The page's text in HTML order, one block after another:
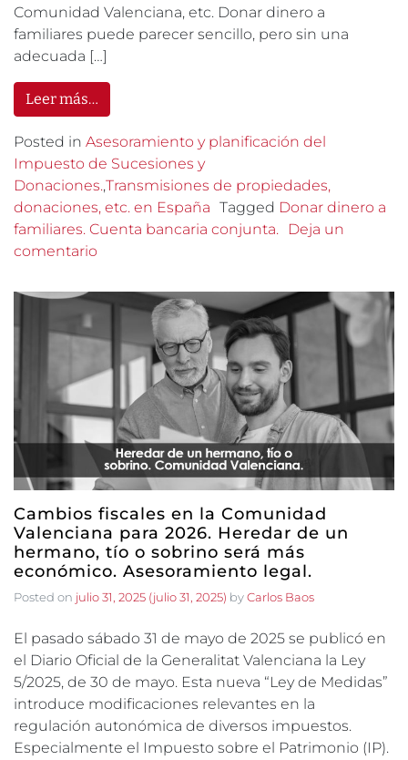
Comunidad Valenciana, etc. Donar dinero a
familiares puede parecer sencillo, pero sin una
adecuada […]
Leer más…
Posted in Asesoramiento y planificación del
Impuesto de Sucesiones y
Donaciones.,Transmisiones de propiedades,
donaciones, etc. en España Tagged Donar dinero a
familiares. Cuenta bancaria conjunta.
Deja un
comentario
Cambios fiscales en la Comunidad
Valenciana para 2026. Heredar de un
hermano, tío o sobrino será más
económico. Asesoramiento legal.
Posted on julio 31, 2025 (julio 31, 2025) byCarlos Baos
El pasado sábado 31 de mayo de 2025 se publicó en
el Diario Oficial de la Generalitat Valenciana la Ley
5/2025, de 30 de mayo. Esta nueva “Ley de Medidas”
introduce modificaciones relevantes en la
regulación autonómica de diversos impuestos.
Especialmente el Impuesto sobre el Patrimonio (IP).